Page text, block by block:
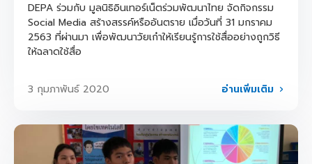
DEPA ร่วมกับ มูลนิธิอินเทอร์เน็ตร่วมพัฒนาไทย จัดกิจกรรม
Social Media สร้างสรรค์หรืออันตราย เมื่อวันที่ 31 มกราคม
2563 ที่ผ่านมา เพื่อพัฒนาวัยเก๋าให้เรียนรู้การใช้สื่ออย่างถูกวิธี
ให้ฉลาดใช้สื่อ
3 กุมภาพันธ์ 2020 อ่านเพิ่มเติม